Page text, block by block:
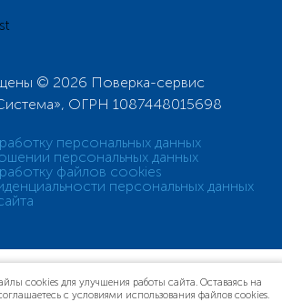
© 2026 Поверка-сервис
ОГРН 1087448015698
персональных данных
персональных данных
файлов cookies
персональных данных
cookies для улучшения работы сайта. Оставаясь на
с условиями использования файлов cookies.